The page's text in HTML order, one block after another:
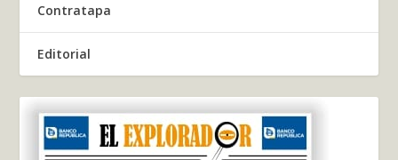
Contratapa
Editorial